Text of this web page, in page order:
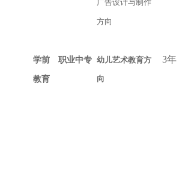
广告设计与制作
方向
学前
教育
职业中专 幼儿艺术教育方
向
3年